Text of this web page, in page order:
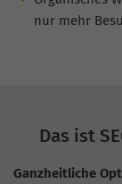
nur mehr
Das ist
Ganzheitliche